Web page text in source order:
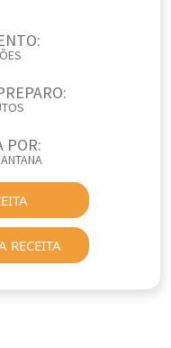
POR:
RECEITA